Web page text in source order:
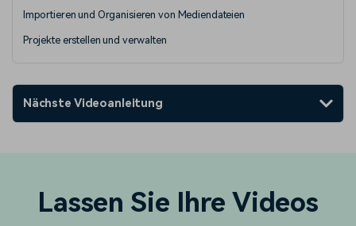
Importieren und Organisieren von Mediendateien
Projekte erstellen und verwalten
Nächste Videoanleitung
Lassen Sie Ihre Videos